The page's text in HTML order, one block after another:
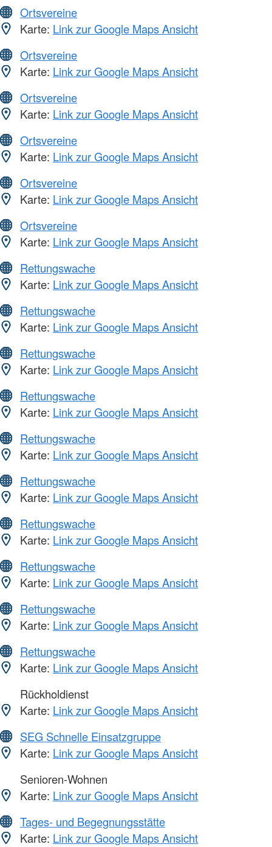
Ortsvereine
Karte: Link zur Google Maps Ansicht
Ortsvereine
Karte: Link zur Google Maps Ansicht
Ortsvereine
Karte: Link zur Google Maps Ansicht
Ortsvereine
Karte: Link zur Google Maps Ansicht
Ortsvereine
Karte: Link zur Google Maps Ansicht
Ortsvereine
Karte: Link zur Google Maps Ansicht
Rettungswache
Karte: Link zur Google Maps Ansicht
Rettungswache
Karte: Link zur Google Maps Ansicht
Rettungswache
Karte: Link zur Google Maps Ansicht
Rettungswache
Karte: Link zur Google Maps Ansicht
Rettungswache
Karte: Link zur Google Maps Ansicht
Rettungswache
Karte: Link zur Google Maps Ansicht
Rettungswache
Karte: Link zur Google Maps Ansicht
Rettungswache
Karte: Link zur Google Maps Ansicht
Rettungswache
Karte: Link zur Google Maps Ansicht
Rettungswache
Karte: Link zur Google Maps Ansicht
Rückholdienst
Karte: Link zur Google Maps Ansicht
SEG Schnelle Einsatzgruppe
Karte: Link zur Google Maps Ansicht
Senioren-Wohnen
Karte: Link zur Google Maps Ansicht
Tages- und Begegnungsstätte
Karte: Link zur Google Maps Ansicht